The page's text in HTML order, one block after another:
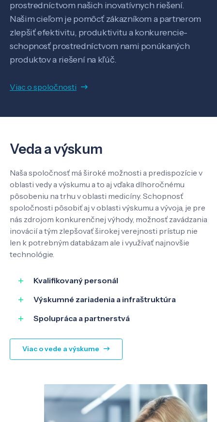
O nás
Kontakt
SK EN
prostredníctvom našich inovatívnych riešení.
Našim cieľom je pomôcť zákazníkom a partnerom
zlepšiť efektivitu, produktivitu a konkurencie-
schopnosť prostredníctvom nami ponúkaných
produktov a riešení na kľúč.
Viac o spoločnosti
Veda a výskum
Naša spoločnosť má široké možnosti a predispozície v
oblasti vedy a výskumu a to aj vďaka dlhoročnému
pôsobeniu na trhu v oblasti medicíny. Schopnosť
spoločnosti pôsobiť aj v oblasti výskumu a vývoja, je pre
nás zdrojom konkurenčnej výhody, možnosť zavádzania
inovácií a tým zlepšovať širokej verejnosti prístup nie
len k potrebným databázam ale i využívať najnovšie
technológie.
Kvalifikovaný personál
Výskumné zariadenia a infraštruktúra
Spolupráca a partnerstvá
Viac o vede a výskume